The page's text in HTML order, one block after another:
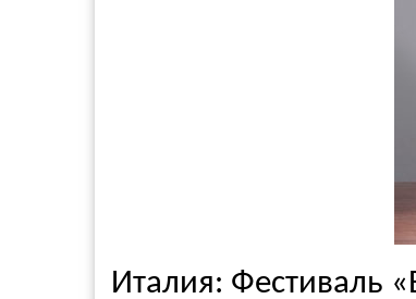
Италия: Фестиваль